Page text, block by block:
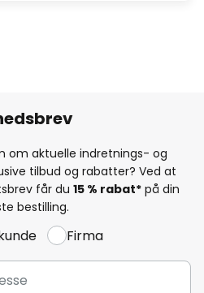
om aktuelle indretnings- og
tilbud og rabatter? Ved at
får du 15 % rabat* på din
bestilling.
Firma